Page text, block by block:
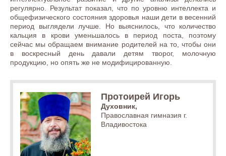
регулярно. Результат показал, что по уровню интеллекта и
общефизического состояния здоровья наши дети в весенний
период выглядели лучше. Но выяснилось, что количество
кальция в крови уменьшалось в период поста, поэтому
сейчас мы обращаем внимание родителей на то, чтобы они
в воскресный день давали детям творог, молочную
продукцию, но опять же не модифицированную.
Протоирей Игорь
Духовник,
Православная гимназия г.
Владивостока